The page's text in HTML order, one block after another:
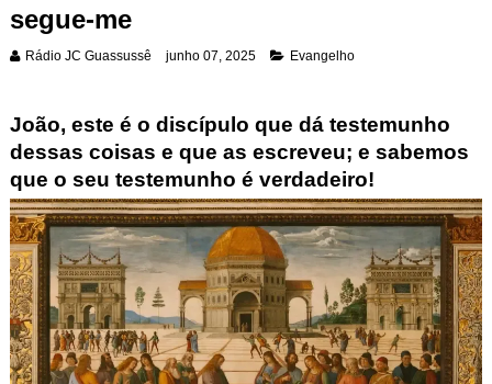
segue-me
Rádio JC Guassussê junho 07, 2025 Evangelho
João, este é o discípulo que dá testemunho
dessas coisas e que as escreveu; e sabemos
que o seu testemunho é verdadeiro!